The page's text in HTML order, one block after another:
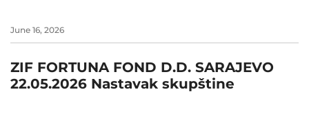
June 16, 2026
ZIF FORTUNA FOND D.D. SARAJEVO
22.05.2026 Nastavak skupštine